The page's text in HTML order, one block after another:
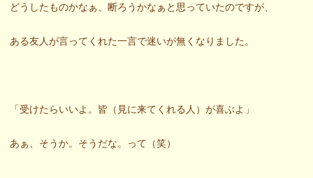
どうしたものかなぁ、断ろうかなぁと思っていたのですが、
ある友人が言ってくれた一言で迷いが無くなりました。
「受けたらいいよ。皆（見に来てくれる人）が喜ぶよ」
あぁ、そうか。そうだな。って（笑）